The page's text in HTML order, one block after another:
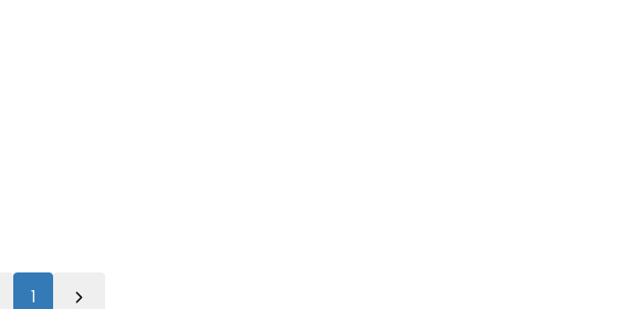
1